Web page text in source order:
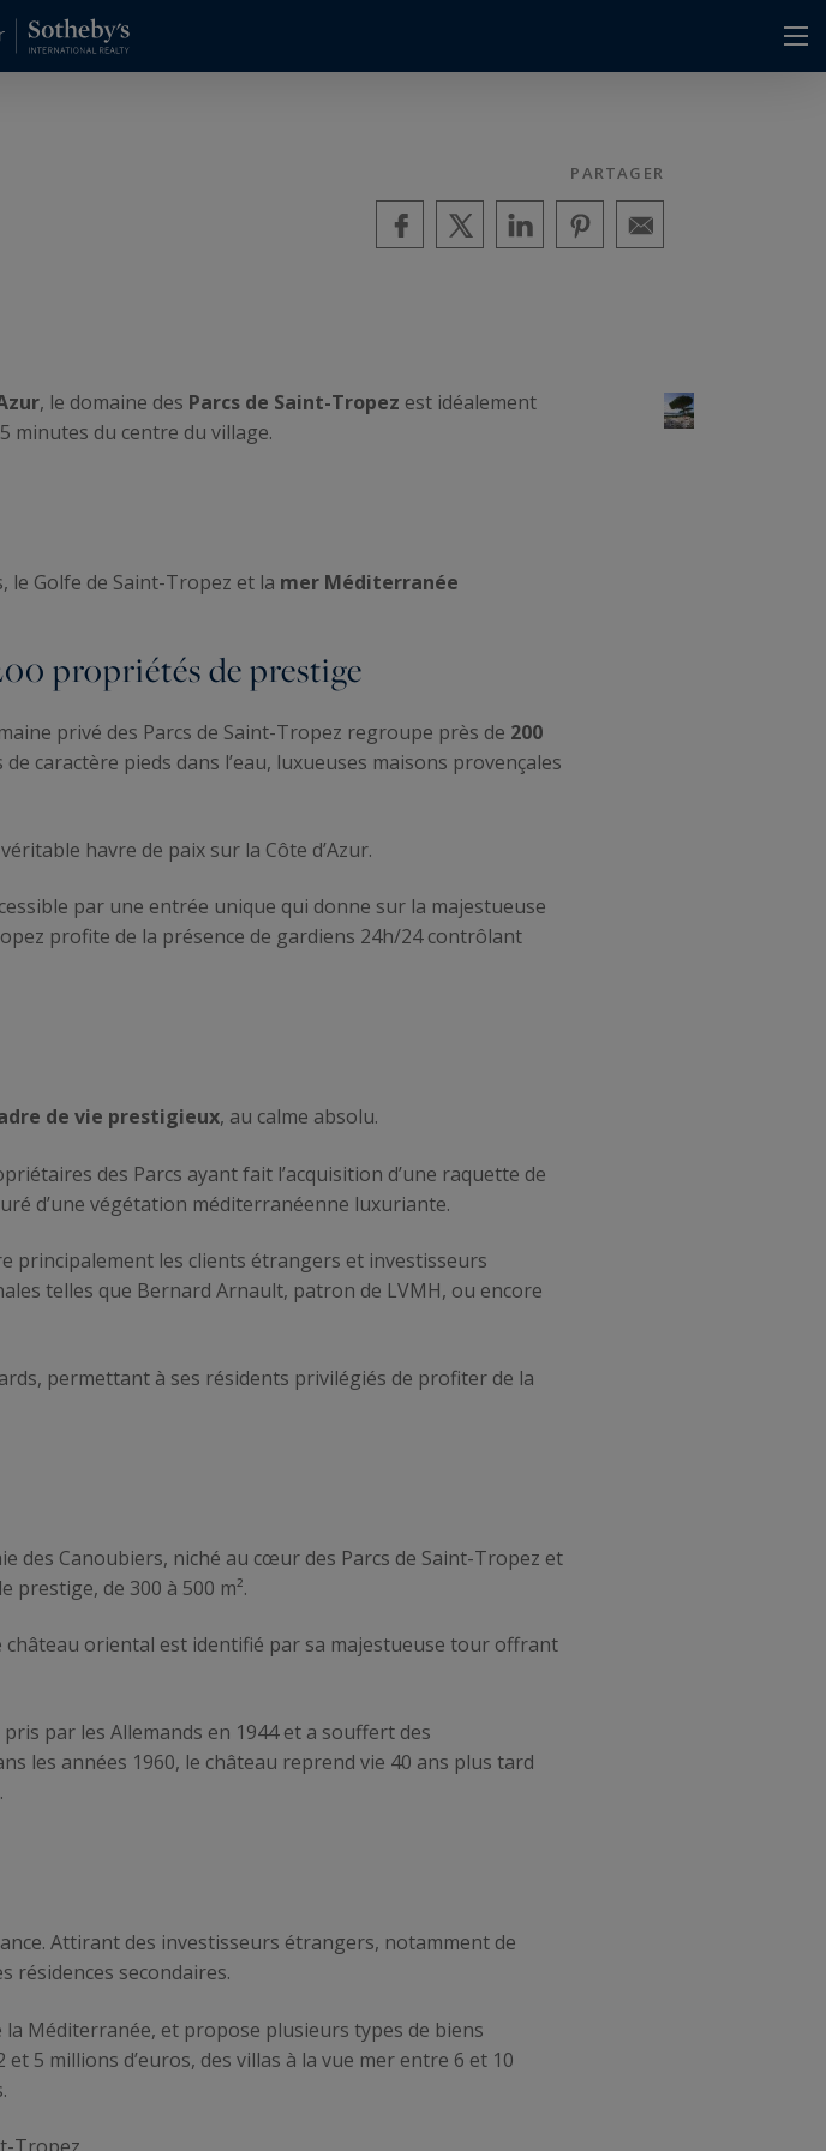
PARTAGER
, le domaine des Parcs de Saint-Tropez est idéalement
minutes du centre du village.
le Golfe de Saint-Tropez et la mer Méditerranée
propriétés de prestige
privé des Parcs de Saint-Tropez regroupe près de 200
caractère pieds dans l’eau, luxueuses maisons provençales
havre de paix sur la Côte d’Azur.
par une entrée unique qui donne sur la majestueuse
profite de la présence de gardiens 24h/24 contrôlant
de vie prestigieux, au calme absolu.
des Parcs ayant fait l’acquisition d’une raquette de
d’une végétation méditerranéenne luxuriante.
principalement les clients étrangers et investisseurs
telles que Bernard Arnault, patron de LVMH, ou encore
permettant à ses résidents privilégiés de profiter de la
des Canoubiers, niché au cœur des Parcs de Saint-Tropez et
de 300 à 500 m².
château oriental est identifié par sa majestueuse tour offrant
par les Allemands en 1944 et a souffert des
les années 1960, le château reprend vie 40 ans plus tard
Attirant des investisseurs étrangers, notamment de
résidences secondaires.
Méditerranée, et propose plusieurs types de biens
5 millions d’euros, des villas à la vue mer entre 6 et 10